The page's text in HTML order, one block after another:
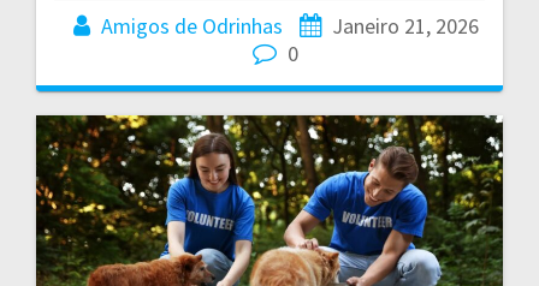
Amigos de Odrinhas
Janeiro 21, 2026
0